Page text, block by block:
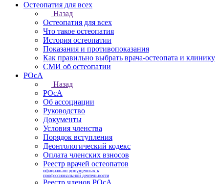
Остеопатия для всех
Назад
Остеопатия для всех
Что такое остеопатия
История остеопатии
Показания и противопоказания
Как правильно выбрать врача-остеопата и клинику
СМИ об остеопатии
РОсА
Назад
РОсА
Об ассоциации
Руководство
Документы
Условия членства
Порядок вступления
Деонтологический кодекс
Оплата членских взносов
Реестр врачей остеопатов
официально допущенных к
профессиональной деятельности
Реестр членов РОсА